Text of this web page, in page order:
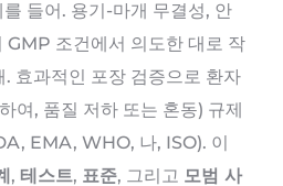
들어. 용기-마개 무결성, 안
GMP 조건에서 의도한 대로 작
효과적인 포장 검증으로 환자
여, 품질 저하 또는 혼동) 규제
EMA, WHO, 나, ISO). 이
, 테스트, 표준, 그리고 모범 사